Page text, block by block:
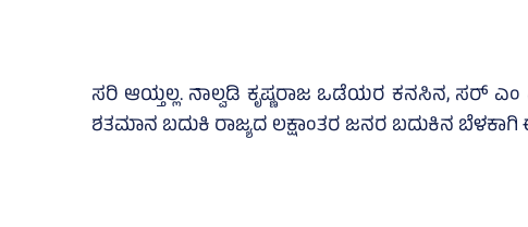
ಸರಿ ಆಯ್ತಲ್ಲ. ನಾಲ್ವಡಿ ಕೃಷ್ಣರಾಜ ಒಡೆಯರ ಕನಸಿನ, ಸರ್
ಶತಮಾನ ಬದುಕಿ ರಾಜ್ಯದ ಲಕ್ಷಾಂತರ ಜನರ ಬದುಕಿನ